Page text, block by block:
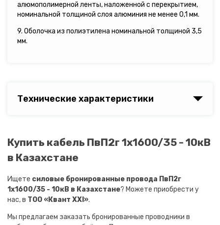
алюмополимерной ленты, наложенной с перекрытием,
номинальной толщиной слоя алюминия не менее 0,1 мм.
9. Оболочка из полиэтилена номинальной толщиной 3,5
мм.
Технические характеристики
Купить кабель ПвП2г 1х1600/35 - 10кВ
в Казахстане
Ищете силовые бронированные провода ПвП2г
1х1600/35 - 10кВ в Казахстане? Можете приобрести у
нас, в ТОО «Квант XXI».
Мы предлагаем заказать бронированные проводники в